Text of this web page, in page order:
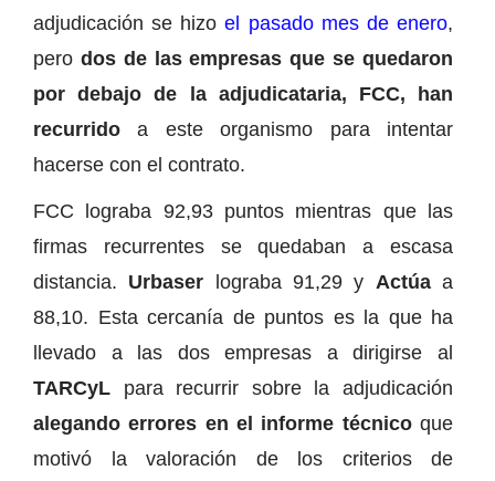
adjudicación se hizoel pasado mes de enero,
pero dos de las empresas que se quedaron
por debajo de la adjudicataria, FCC, han
recurrido a este organismo para intentar
hacerse con el contrato.
FCC lograba 92,93 puntos mientras que las
firmas recurrentes se quedaban a escasa
distancia. Urbaser lograba 91,29 y Actúaa
88,10. Esta cercanía de puntos es la que ha
llevado a las dos empresas a dirigirse al
TARCyL para recurrir sobre la adjudicación
alegando errores en el informe técnicoque
motivó la valoración de los criterios de